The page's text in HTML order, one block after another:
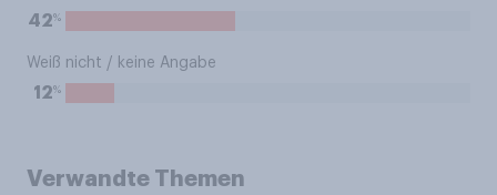
42%
Weiß nicht / keine Angabe
12%
Verwandte Themen